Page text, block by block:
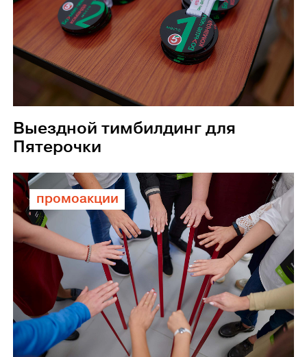
Выездной тимбилдинг для
Пятерочки
промоакции